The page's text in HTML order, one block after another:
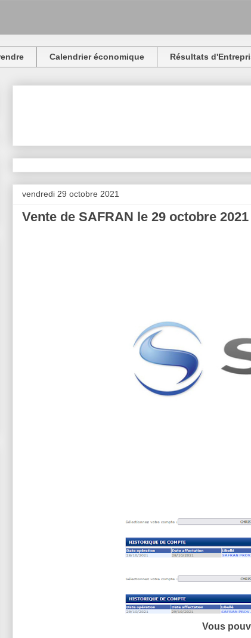
Calendrier économique Résultats
vendredi 29 octobre 2021
Vente de SAFRAN le 29 octobre 2021
Vous